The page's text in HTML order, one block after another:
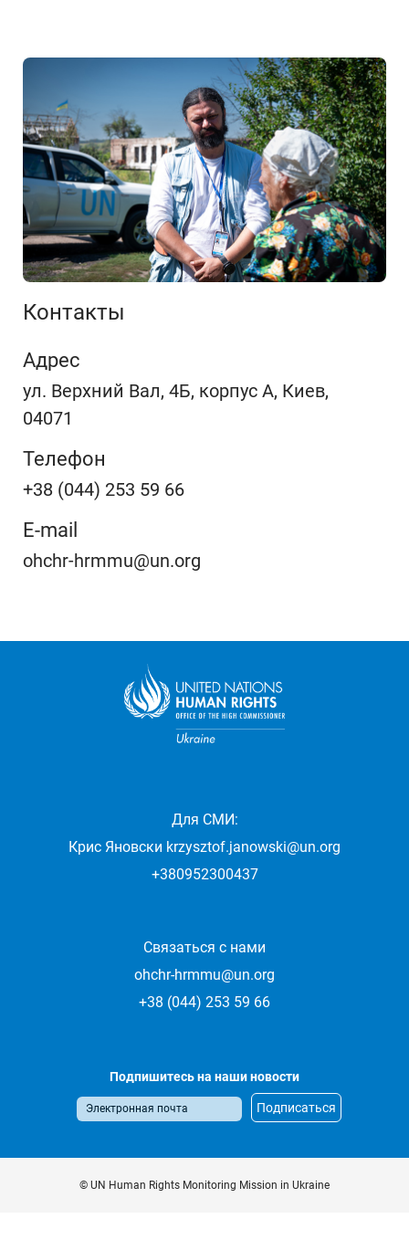
Контакты
Адрес
ул. Верхний Вал, 4Б, корпус А, Киев,
04071
Телефон
+38 (044) 253 59 66
E-mail
ohchr-hrmmu@un.org
Для СМИ:
Крис Яновски krzysztof.janowski@un.org
+380952300437
Связаться с нами
ohchr-hrmmu@un.org
+38 (044) 253 59 66
Подпишитесь на наши новости
© UN Human Rights Monitoring Mission in Ukraine